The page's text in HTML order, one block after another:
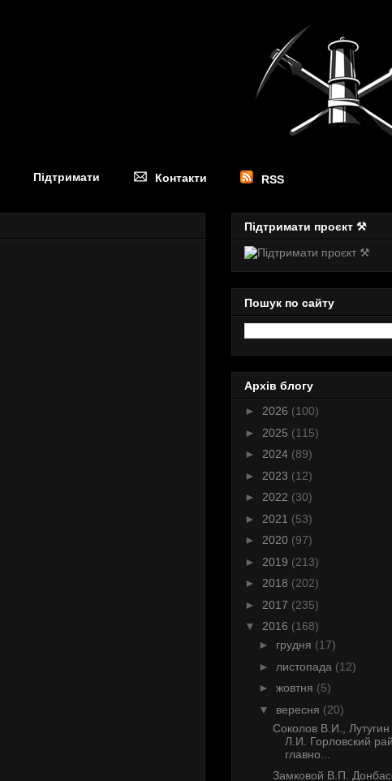
Підтримати Контакти RSS
Підтримати проєкт ⚒
Пошук по сайту
Архів блогу
► 2026 (100)
► 2025 (115)
► 2024 (89)
► 2023 (12)
► 2022 (30)
► 2021 (53)
► 2020 (97)
► 2019 (213)
► 2018 (202)
► 2017 (235)
▼ 2016 (168)
► грудня (17)
► листопада (12)
► жовтня (5)
▼ вересня (20)
Соколов В.И., Лутугин
Л.И. Горловский
главно...
Замковой В.П.